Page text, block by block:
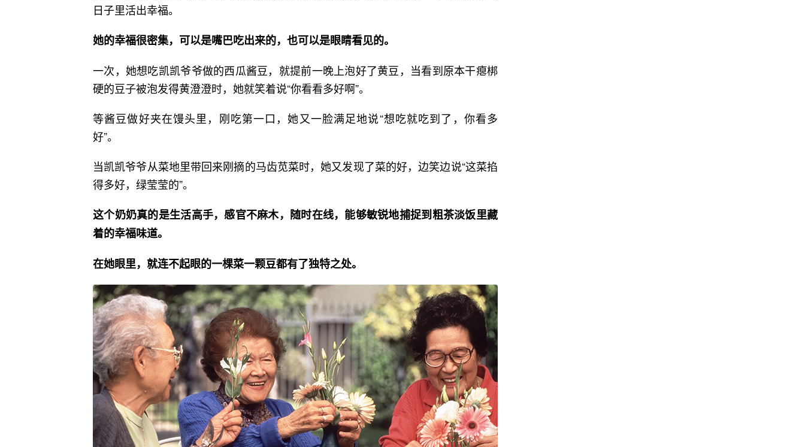
日子里活出幸福。
她的幸福很密集，可以是嘴巴吃出来的，也可以是眼睛看见的。
一次，她想吃凯凯爷爷做的西瓜酱豆，就提前一晚上泡好了黄豆，当看到原本干瘪梆
硬的豆子被泡发得黄澄澄时，她就笑着说“你看看多好啊”。
等酱豆做好夹在馒头里，刚吃第一口，她又一脸满足地说“想吃就吃到了，你看多
好”。
当凯凯爷爷从菜地里带回来刚摘的马齿苋菜时，她又发现了菜的好，边笑边说“这菜掐
得多好，绿莹莹的”。
这个奶奶真的是生活高手，感官不麻木，随时在线，能够敏锐地捕捉到粗茶淡饭里藏
着的幸福味道。
在她眼里，就连不起眼的一棵菜一颗豆都有了独特之处。